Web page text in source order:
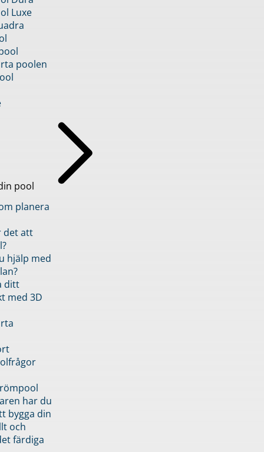
Luxe
poolen
pool
planera
det att
hjälp med
ditt
med 3D
har du
bygga din
och
färdiga